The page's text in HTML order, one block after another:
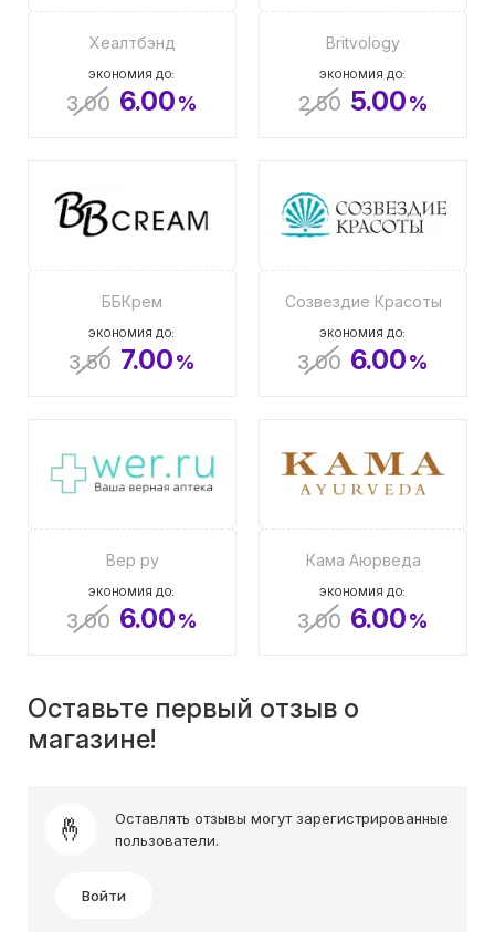
Хеалтбэнд
ЭКОНОМИЯ ДО:
3.00 6.00%
Britvology
ЭКОНОМИЯ ДО:
2.50 5.00%
ББКрем
ЭКОНОМИЯ ДО:
3.50 7.00%
Созвездие Красоты
ЭКОНОМИЯ ДО:
3.00 6.00%
Вер ру
ЭКОНОМИЯ ДО:
3.00 6.00%
Кама Аюрведа
ЭКОНОМИЯ ДО:
3.00 6.00%
Оставьте первый отзыв о
магазине!
Оставлять отзывы могут зарегистрированные
пользователи.
Войти